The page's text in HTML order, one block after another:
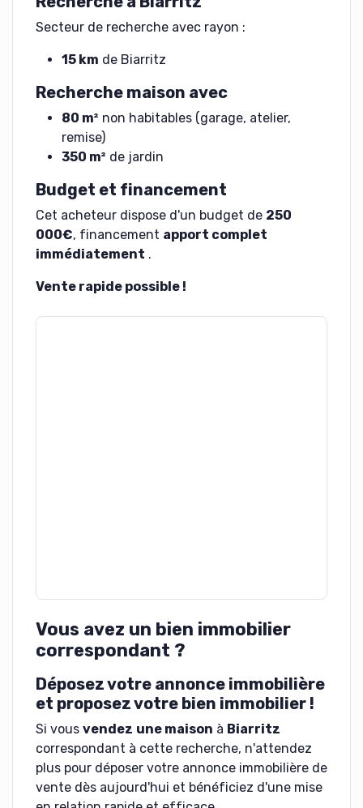
Secteur de recherche avec rayon :
15 km de Biarritz
Recherche maison avec
80 m² non habitables (garage, atelier,
remise)
350 m² de jardin
Budget et financement
Cet acheteur dispose d'un budget de 250
000€, financement apport complet
immédiatement .
Vente rapide possible !
Vous avez un bien immobilier
correspondant ?
Déposez votre annonce immobilière
et proposez votre bien immobilier !
Si vous vendez une maison à Biarritz
correspondant à cette recherche, n'attendez
plus pour déposer votre annonce immobilière de
vente dès aujourd'hui et bénéficiez d'une mise